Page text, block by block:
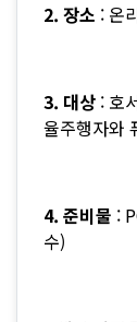
2. 장소 : 온
3. 대상 : 호
율주행자와
4. 준비물 :
수)